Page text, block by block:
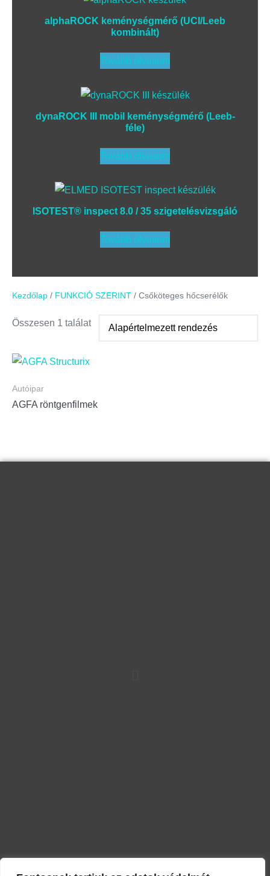
alphaROCK keménységmérő (UCI/Leeb
kombinált)
Tovább olvasom
dynaROCK III mobil keménységmérő (Leeb-
féle)
Tovább olvasom
ISOTEST® inspect 8.0 / 35 szigetelésvizsgáló
Tovább olvasom
Kezdőlap / FUNKCIÓ SZERINT / Csőköteges hőcserélők
Összesen 1 találat
Autóipar
AGFA röntgenfilmek